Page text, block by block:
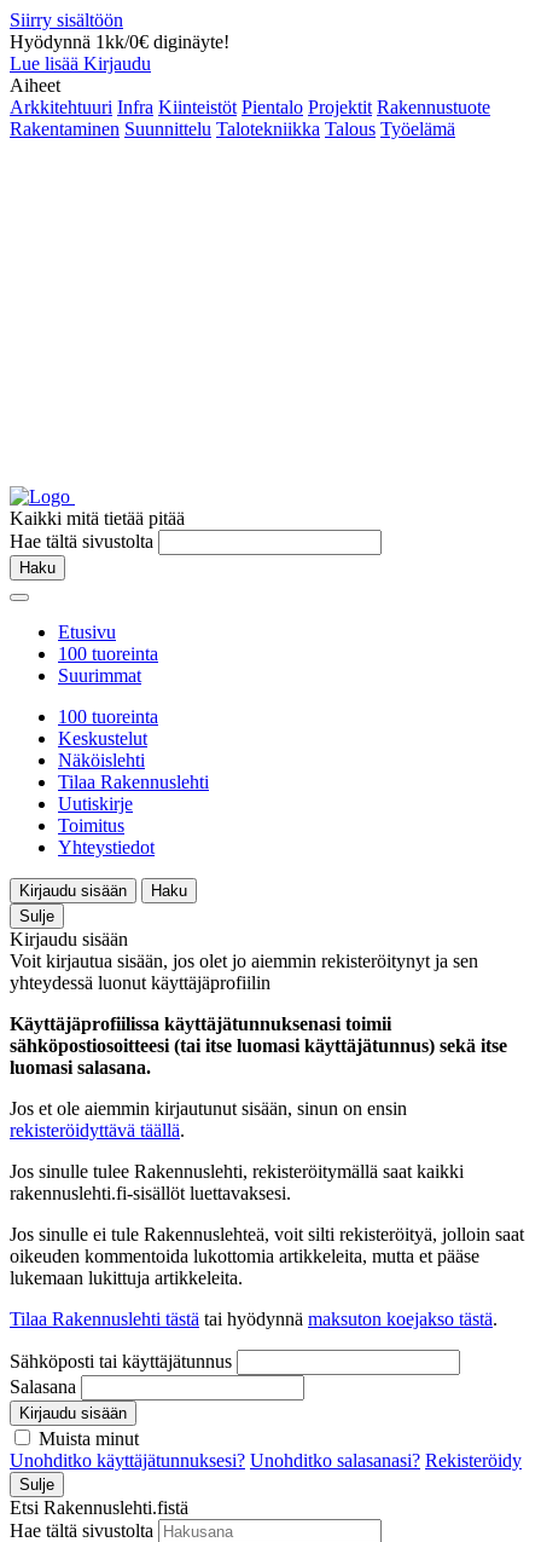
Siirry sisältöön
Hyödynnä 1kk/0€ diginäyte!
Lue lisää Kirjaudu
Aiheet
Arkkitehtuuri Infra Kiinteistöt Pientalo Projektit Rakennustuote
Rakentaminen Suunnittelu Talotekniikka Talous Työelämä
Kaikki mitä tietää pitää
Hae tältä sivustolta
Haku
Etusivu
100 tuoreinta
Suurimmat
100 tuoreinta
Keskustelut
Näköislehti
Tilaa Rakennuslehti
Uutiskirje
Toimitus
Yhteystiedot
Kirjaudu sisään
Haku
Sulje
Kirjaudu sisään
Voit kirjautua sisään, jos olet jo aiemmin rekisteröitynyt ja sen
yhteydessä luonut käyttäjäprofiilin
Käyttäjäprofiilissa käyttäjätunnuksenasi toimii
sähköpostiosoitteesi (tai itse luomasi käyttäjätunnus) sekä itse
luomasi salasana.
Jos et ole aiemmin kirjautunut sisään, sinun on ensin
rekisteröidyttävä täällä.
Jos sinulle tulee Rakennuslehti, rekisteröitymällä saat kaikki
rakennuslehti.fi-sisällöt luettavaksesi.
Jos sinulle ei tule Rakennuslehteä, voit silti rekisteröityä, jolloin saat
oikeuden kommentoida lukottomia artikkeleita, mutta et pääse
lukemaan lukittuja artikkeleita.
Tilaa Rakennuslehti tästä tai hyödynnä maksuton koejakso tästä.
Sähköposti tai käyttäjätunnus
Salasana
Kirjaudu sisään
Muista minut
Unohditko käyttäjätunnuksesi? Unohditko salasanasi? Rekisteröidy
Sulje
Etsi Rakennuslehti.fistä
Hae tältä sivustolta